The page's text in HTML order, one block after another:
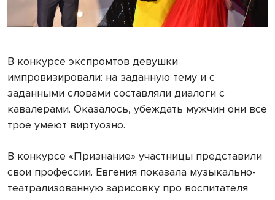
В конкурсе экспромтов девушки
импровизировали: на заданную тему и с
заданными словами составляли диалоги с
кавалерами. Оказалось, убеждать мужчин они все
трое умеют виртуозно.
В конкурсе «Признание» участницы представили
свои профессии. Евгения показала музыкально-
театрализованную зарисовку про воспитателя